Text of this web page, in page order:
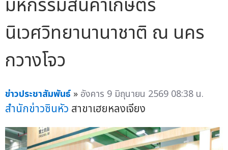
นิเวศวิทยานานาชาติ ณ นคร
กวางโจว
ข่าวประชาสัมพันธ์ » อังคาร 9 มิถุนายน 2569 08:38 น.
สำนักข่าวซินหัว สาขาเฮยหลงเจียง